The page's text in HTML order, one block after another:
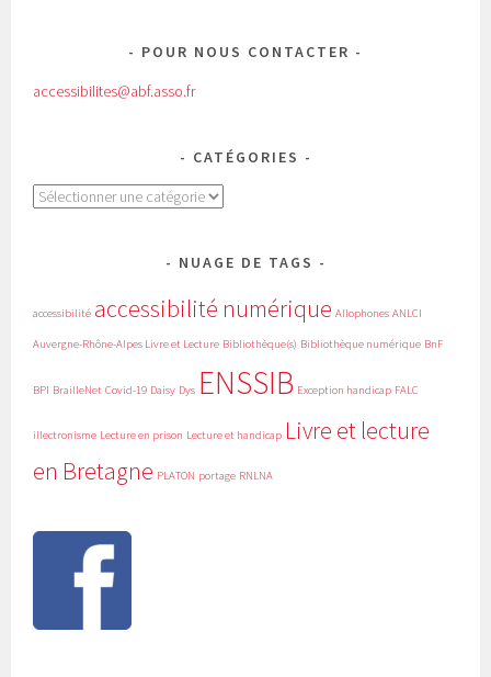
POUR NOUS CONTACTER
accessibilites@abf.asso.fr
CATÉGORIES
Catégories
NUAGE DE TAGS
accessibilité accessibilité numérique Allophones ANLCI
Auvergne-Rhône-Alpes Livre et Lecture Bibliothèque(s) Bibliothèque numérique BnF
BPI BrailleNet Covid-19 Daisy Dys ENSSIB Exception handicap FALC
illectronisme Lecture en prison Lecture et handicap Livre et lecture
en Bretagne PLATON portage RNLNA